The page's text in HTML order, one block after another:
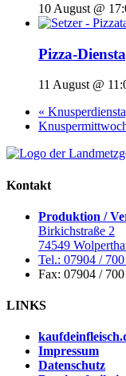
10 August @
Pizza-
11 August @
«
Kontakt
Produktion /
Birkichstraße 2
74549
Tel.: 07904 /
Fax: 07904 /
LINKS
Impressum
Datenschutz